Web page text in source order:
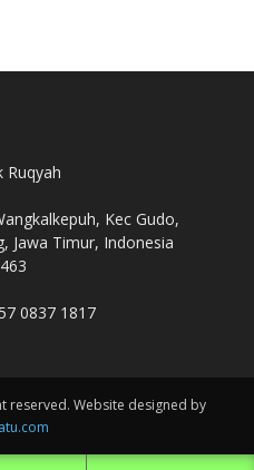
Ruqyah
Kec Gudo,
Jawa Timur, Indonesia
0837 1817
reserved. Website designed by